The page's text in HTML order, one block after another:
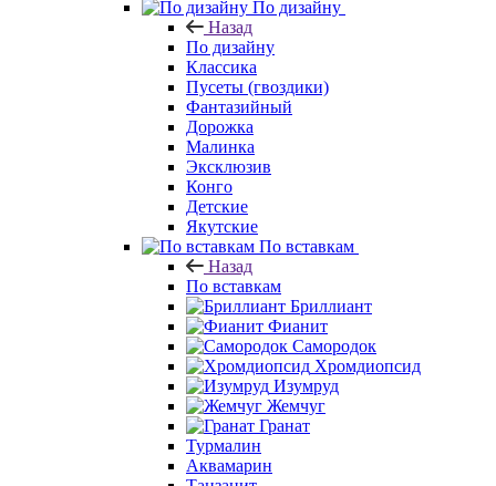
По дизайну
Назад
По дизайну
Классика
Пусеты (гвоздики)
Фантазийный
Дорожка
Малинка
Эксклюзив
Конго
Детские
Якутские
По вставкам
Назад
По вставкам
Бриллиант
Фианит
Самородок
Хромдиопсид
Изумруд
Жемчуг
Гранат
Турмалин
Аквамарин